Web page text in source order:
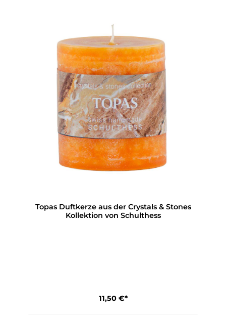
Topas Duftkerze aus der Crystals & Stones
Kollektion von Schulthess
11,50 €*